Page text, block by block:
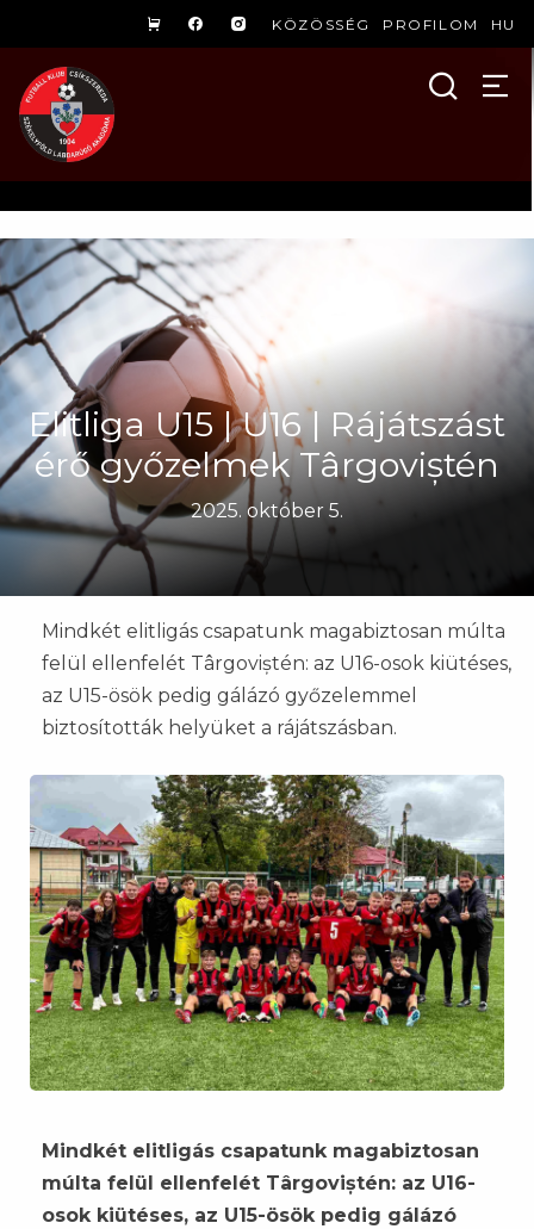
KÖZÖSSÉG PROFILOM HU
Elitliga U15 | U16 | Rájátszást
érő győzelmek Târgoviștén
2025. október 5.
Mindkét elitligás csapatunk magabiztosan múlta
felül ellenfelét Târgoviștén: az U16-osok kiütéses,
az U15-ösök pedig gálázó győzelemmel
biztosították helyüket a rájátszásban.
Mindkét elitligás csapatunk magabiztosan
múlta felül ellenfelét Târgoviștén: az U16-
osok kiütéses, az U15-ösök pedig gálázó